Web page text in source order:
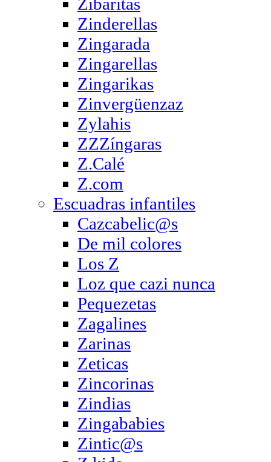
Zinderellas
Zingarada
Zingarellas
Zingarikas
Zinvergüenzaz
Zylahis
ZZZíngaras
Z.Calé
Z.com
Escuadras infantiles
Cazcabelic@s
De mil colores
Los Z
Loz que cazi nunca
Pequezetas
Zagalines
Zarinas
Zeticas
Zincorinas
Zindias
Zingababies
Zintic@s